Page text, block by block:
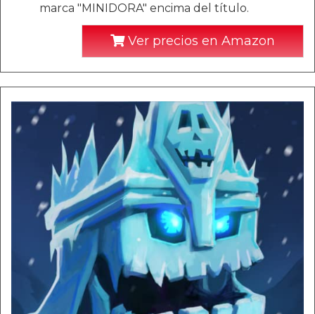
marca "MINIDORA" encima del título.
Ver precios en Amazon